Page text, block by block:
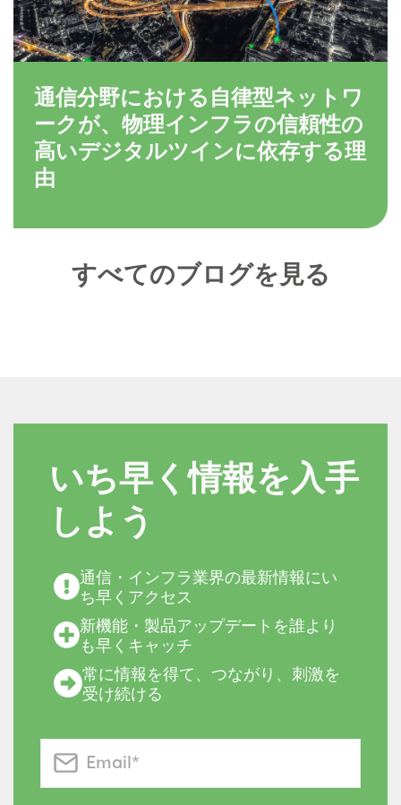
通信分野における自律型ネットワ
ークが、物理インフラの信頼性の
高いデジタルツインに依存する理
由
すべてのブログを見る
いち早く情報を入手
しよう
通信・インフラ業界の最新情報にい
ち早くアクセス
新機能・製品アップデートを誰より
も早くキャッチ
常に情報を得て、つながり、刺激を
受け続ける